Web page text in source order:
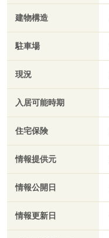
建物構造
駐車場
現況
入居可能時期
住宅保険
情報提供元
情報公開日
情報更新日